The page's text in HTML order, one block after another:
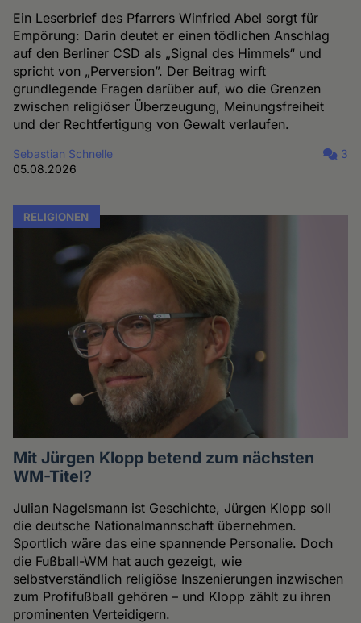
Ein Leserbrief des Pfarrers Winfried Abel sorgt für
Empörung: Darin deutet er einen tödlichen Anschlag
auf den Berliner CSD als „Signal des Himmels“ und
spricht von „Perversion”. Der Beitrag wirft
grundlegende Fragen darüber auf, wo die Grenzen
zwischen religiöser Überzeugung, Meinungsfreiheit
und der Rechtfertigung von Gewalt verlaufen.
Sebastian Schnelle
05.08.2026
3
RELIGIONEN
Mit Jürgen Klopp betend zum nächsten
WM-Titel?
Julian Nagelsmann ist Geschichte, Jürgen Klopp soll
die deutsche Nationalmannschaft übernehmen.
Sportlich wäre das eine spannende Personalie. Doch
die Fußball-WM hat auch gezeigt, wie
selbstverständlich religiöse Inszenierungen inzwischen
zum Profifußball gehören – und Klopp zählt zu ihren
prominenten Verteidigern.